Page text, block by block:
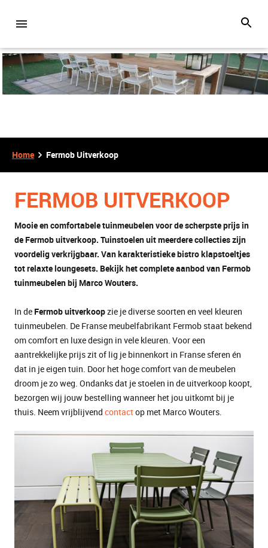
Home Fermob Uitverkoop
FERMOB UITVERKOOP
Mooie en comfortabele tuinmeubelen voor de scherpste prijs in
de Fermob uitverkoop. Tuinstoelen uit meerdere collecties zijn
voordelig verkrijgbaar. Van karakteristieke bistro klapstoeltjes
tot relaxte loungesets. Bekijk het complete aanbod van Fermob
tuinmeubelen bij Marco Wouters.
In de Fermob uitverkoopzie je diverse soorten en veel kleuren
tuinmeubelen. De Franse meubelfabrikant Fermob staat bekend
om comfort en luxe design in vele kleuren. Voor een
aantrekkelijke prijs zit of lig je binnenkort in Franse sferen én
dat in je eigen tuin. Door het hoge comfort van de meubelen
droom je zo weg. Ondanks dat je stoelen in de uitverkoop koopt,
bezorgen wij jouw bestelling wanneer het jou uitkomt bij je
thuis. Neem vrijblijvend contactop met Marco Wouters.